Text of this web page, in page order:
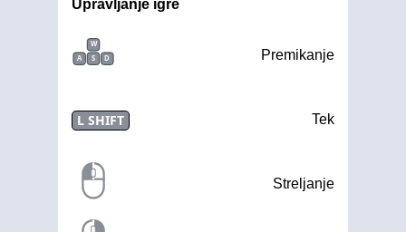
Upravljanje igre
W
A
S D Premikanje
L SHIFT Tek
Streljanje